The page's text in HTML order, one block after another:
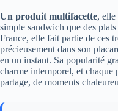
Un produit multifacette, elle
simple sandwich que des
France, elle fait partie de ces
précieusement dans son
en un instant. Sa popularité
charme intemporel, et chaque
partage, de moments